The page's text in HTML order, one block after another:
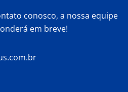
conosco, a nossa equipe
em breve!